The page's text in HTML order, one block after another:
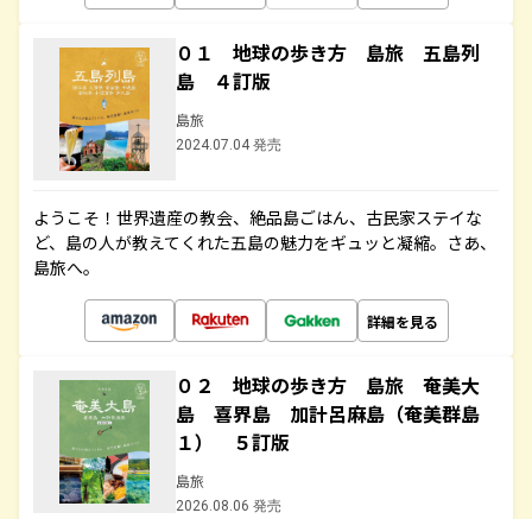
０１ 地球の歩き方 島旅 五島列
島 ４訂版
島旅
2024.07.04 発売
ようこそ！世界遺産の教会、絶品島ごはん、古民家ステイな
ど、島の人が教えてくれた五島の魅力をギュッと凝縮。さあ、
島旅へ。
詳細を見る
０２ 地球の歩き方 島旅 奄美大
島 喜界島 加計呂麻島（奄美群島
１） ５訂版
島旅
2026.08.06 発売